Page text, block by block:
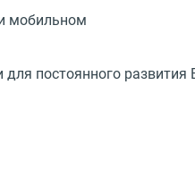
мобильном
постоянного